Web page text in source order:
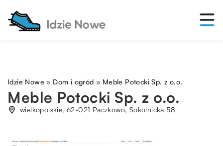
Idzie Nowe » Dom i ogród » Meble Potocki Sp. z o.o.
Meble Potocki Sp. z o.o.
wielkopolskie, 62-021 Paczkowo, Sokolnicka 58